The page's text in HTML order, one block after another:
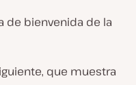
de bienvenida de la
que muestra